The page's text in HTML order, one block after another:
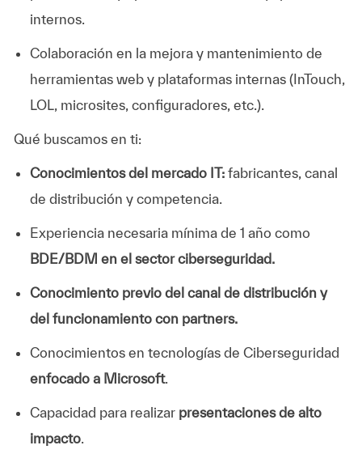
internos.
Colaboración en la mejora y mantenimiento de
herramientas web y plataformas internas (InTouch,
LOL, microsites, configuradores, etc.).
Qué buscamos en ti:
Conocimientos del mercado IT:fabricantes, canal
de distribución y competencia.
Experiencia necesaria mínima de 1 año como
BDE/BDM en el sector ciberseguridad.
Conocimiento previo del canal de distribución y
del funcionamiento con partners.
Conocimientos en tecnologías de Ciberseguridad
enfocado a Microsoft.
Capacidad para realizar presentaciones de alto
impacto.